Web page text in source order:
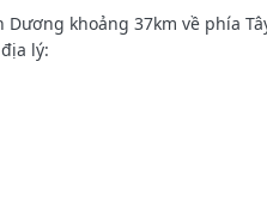
khoảng 37km về phía
lý: